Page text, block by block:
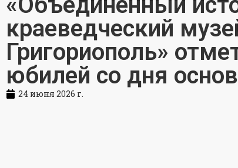
краеведческий
Григориополь»
юбилей со дня
24 июня 2026 г.